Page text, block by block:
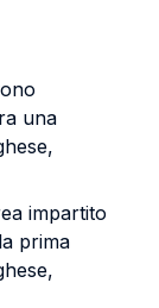
una
impartito
prima